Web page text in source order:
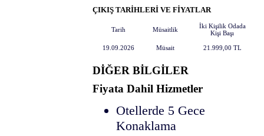
ÇIKIŞ TARİHLERİ VE FİYATLAR
Tarih Müsaitlik
İki Kişilik Odada
Kişi Başı
19.09.2026 Müsait 21.999 ,00 TL
DİĞER BİLGİLER
Fiyata Dahil Hizmetler
Otellerde 5 Gece